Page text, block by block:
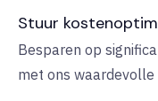
Stuur
Besparen op
met ons